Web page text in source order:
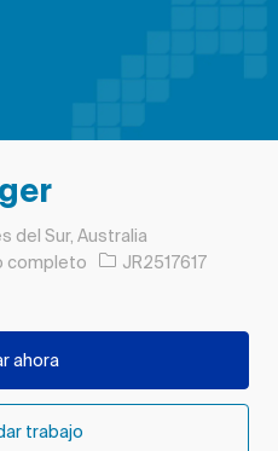
del Sur, Australia
completo ID de trabajo
JR2517617
ahora
trabajo